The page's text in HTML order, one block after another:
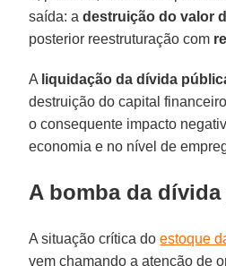
saída: adestruição do valor
posterior reestruturação com
A liquidação da dívida
destruição do capital
o consequente impacto
economia e no nível de
A bomba da
A situação crítica doestoque
vem chamando a atenção de